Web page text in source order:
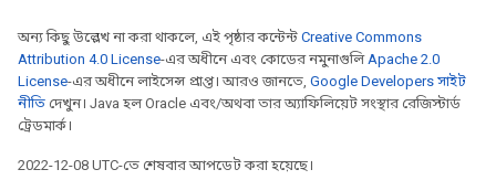
অন্য কিছু উল্লেখ না করা থাকলে, এই পৃষ্ঠার কন্টেন্ট Creative Commons
Attribution 4.0 License-এর অধীনে এবং কোডের নমুনাগুলিApache 2.0
License-এর অধীনে লাইসেন্স প্রাপ্ত। আরও জানতে, Google Developers সাইট
নীতি দেখুন। Java হল Oracle এবং/অথবা তার অ্যাফিলিয়েট সংস্থার রেজিস্টার্ড
ট্রেডমার্ক।
2022-12-08 UTC-তে শেষবার আপডেট করা হয়েছে।